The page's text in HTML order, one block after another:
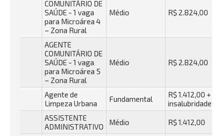
COMUNITÁRIO DE
SAÚDE - 1 vaga
para Microárea 4
– Zona Rural
Médio R$ 2.824,00
AGENTE
COMUNITÁRIO DE
SAÚDE - 1 vaga
para Microárea 5
– Zona Rural
Médio R$ 2.824,00
Agente de
Limpeza Urbana
Fundamental
R$ 1.412,00 +
insalubridade
ASSISTENTE
ADMINISTRATIVO
Médio R$ 1.412,00